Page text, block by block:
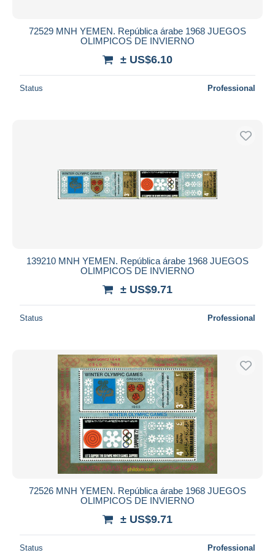
72529 MNH YEMEN. República árabe 1968 JUEGOS
OLIMPICOS DE INVIERNO
± US$6.10
Status Professional
139210 MNH YEMEN. República árabe 1968 JUEGOS
OLIMPICOS DE INVIERNO
± US$9.71
Status Professional
72526 MNH YEMEN. República árabe 1968 JUEGOS
OLIMPICOS DE INVIERNO
± US$9.71
Status Professional